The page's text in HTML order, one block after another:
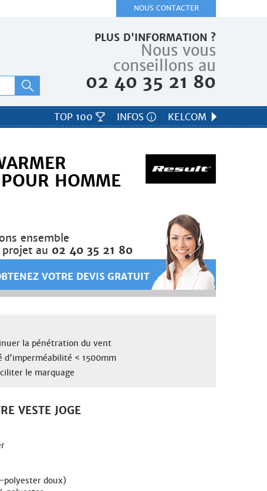
NOUS CONTACTER
PLUS D'INFORMATION ?
Nous vous
conseillons au
02 40 35 21 80
TOP 100 INFOS KELCOM
HOMME
ensemble
au 02 40 35 21 80
VOTRE DEVIS GRATUIT
la pénétration du vent
d'imperméabilité < 1500mm
le marquage
VESTE JOGE
polyester doux)